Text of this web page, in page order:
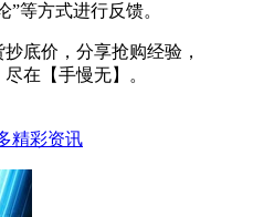
”等方式进行反馈。
底价，分享抢购经验，
在【手慢无】。
精彩资讯